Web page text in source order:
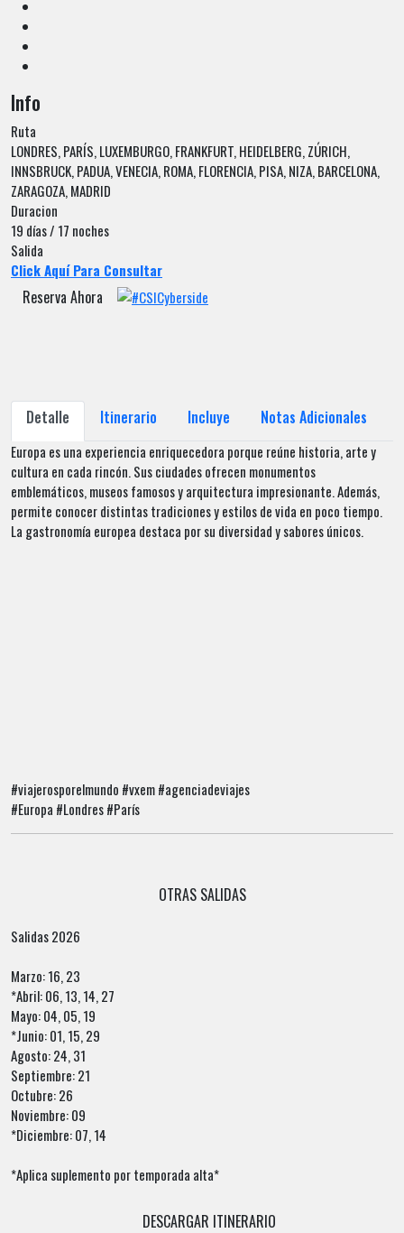
Info
Ruta
LONDRES, PARÍS, LUXEMBURGO, FRANKFURT, HEIDELBERG, ZÚRICH,
INNSBRUCK, PADUA, VENECIA, ROMA, FLORENCIA, PISA, NIZA, BARCELONA,
ZARAGOZA, MADRID
Duracion
19 días / 17 noches
Salida
Click Aquí Para Consultar
Reserva Ahora
Detalle Itinerario Incluye Notas Adicionales
Europa es una experiencia enriquecedora porque reúne historia, arte y
cultura en cada rincón. Sus ciudades ofrecen monumentos
emblemáticos, museos famosos y arquitectura impresionante. Además,
permite conocer distintas tradiciones y estilos de vida en poco tiempo.
La gastronomía europea destaca por su diversidad y sabores únicos.
#viajerosporelmundo #vxem #agenciadeviajes
#Europa #Londres #París
OTRAS SALIDAS
Salidas 2026
Marzo: 16, 23
*Abril: 06, 13, 14, 27
Mayo: 04, 05, 19
*Junio: 01, 15, 29
Agosto: 24, 31
Septiembre: 21
Octubre: 26
Noviembre: 09
*Diciembre: 07, 14
*Aplica suplemento por temporada alta*
DESCARGAR ITINERARIO